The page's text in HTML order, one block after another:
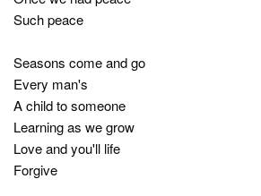
Such peace
Seasons come and go
Every man's
A child to someone
Learning as we grow
Love and you'll life
Forgive